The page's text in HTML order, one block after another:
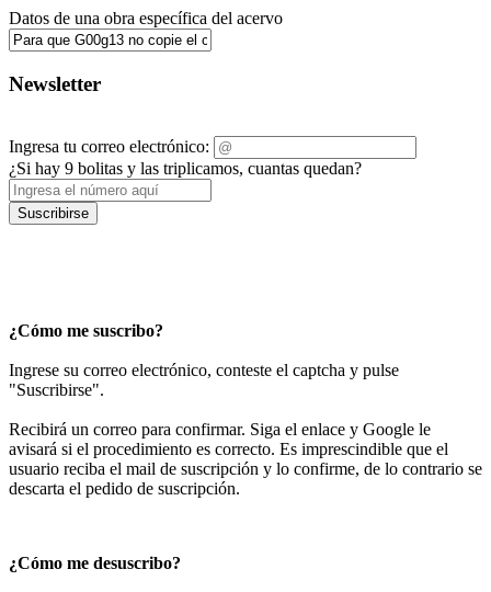
Datos de una obra específica del acervo
Newsletter
Ingresa tu correo electrónico:
¿Si hay 9 bolitas y las triplicamos, cuantas quedan?
Suscribirse
¿Cómo me suscribo?
Ingrese su correo electrónico, conteste el captcha y pulse
"Suscribirse".
Recibirá un correo para confirmar. Siga el enlace y Google le
avisará si el procedimiento es correcto. Es imprescindible que el
usuario reciba el mail de suscripción y lo confirme, de lo contrario se
descarta el pedido de suscripción.
¿Cómo me desuscribo?